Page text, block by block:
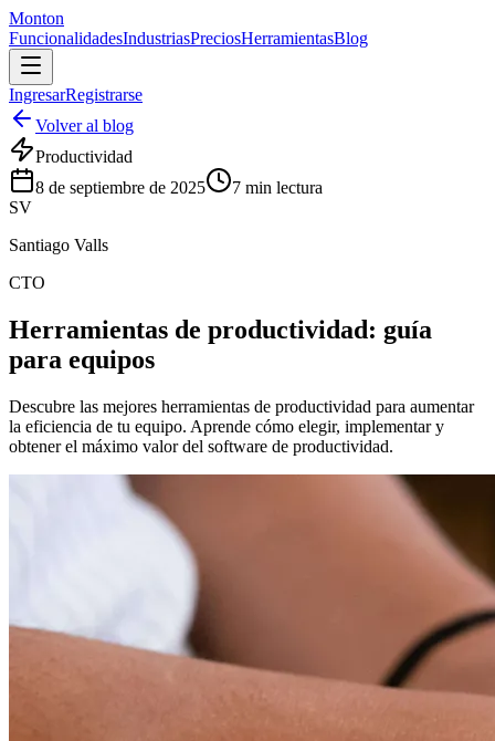
Monton
FuncionalidadesIndustriasPreciosHerramientasBlog
IngresarRegistrarse
Volver al blog
Productividad
8 de septiembre de 2025
7 min lectura
SV
Santiago Valls
CTO
Herramientas de productividad: guía
para equipos
Descubre las mejores herramientas de productividad para aumentar
la eficiencia de tu equipo. Aprende cómo elegir, implementar y
obtener el máximo valor del software de productividad.